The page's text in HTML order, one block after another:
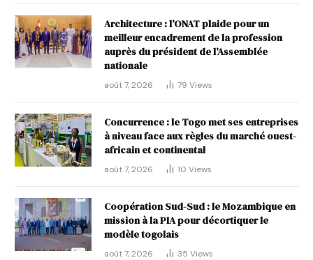
Architecture : l’ONAT plaide pour un
meilleur encadrement de la profession
auprès du président de l’Assemblée
nationale
août 7, 2026 79 Views
Concurrence : le Togo met ses entreprises
à niveau face aux règles du marché ouest-
africain et continental
août 7, 2026 10 Views
Coopération Sud-Sud : le Mozambique en
mission à la PIA pour décortiquer le
modèle togolais
août 7, 2026 35 Views